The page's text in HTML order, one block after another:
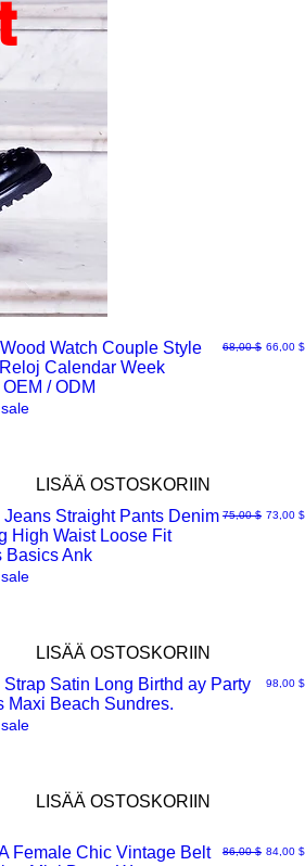
Watch Couple Style
Calendar Week
/ ODM
Normaali hinta
68,00 $ Alehinta
66,00 $
LISÄÄ OSTOSKORIIN
Jeans Straight Pants Denim
High Waist Loose Fit
Basics Ank
Normaali hinta
75,00 $ Alehinta
73,00 $
LISÄÄ OSTOSKORIIN
Strap Satin Long Birthd ay Party
Maxi Beach Sundres.
Hinta
98,00 $
LISÄÄ OSTOSKORIIN
Female Chic Vintage Belt
Normaali hinta
86,00 $ Alehinta
84,00 $